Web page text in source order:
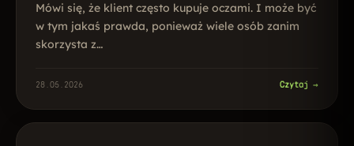
Mówi się, że klient często kupuje oczami. I może być
w tym jakaś prawda, ponieważ wiele osób zanim
skorzysta z…
28.05.2026 Czytaj →
03